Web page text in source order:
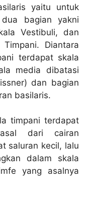
yaitu untuk
bagian yakni
Vestibuli, dan
Diantara
terdapat skala
media dibatasi
dan bagian
basilaris.
timpani terdapat
dari cairan
saluran kecil, lalu
dalam skala
yang asalnya